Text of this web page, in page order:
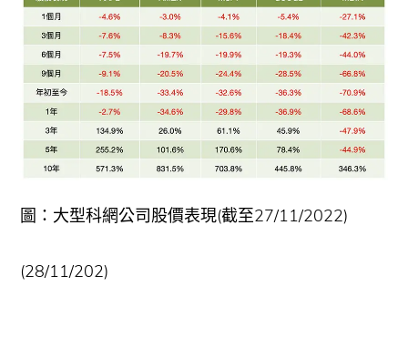
圖：大型科網公司股價表現(截至27/11/2022)
(28/11/202)